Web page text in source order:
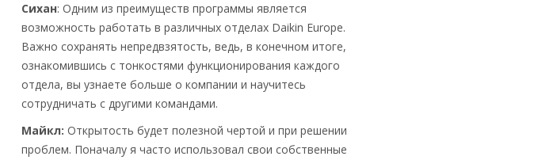
Сихан: Одним из преимуществ программы является
возможность работать в различных отделах Daikin Europe.
Важно сохранять непредвзятость, ведь, в конечном итоге,
ознакомившись с тонкостями функционирования каждого
отдела, вы узнаете больше о компании и научитесь
сотрудничать с другими командами.
Майкл: Открытость будет полезной чертой и при решении
проблем. Поначалу я часто использовал свои собственные